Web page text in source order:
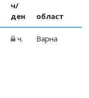
ч/
ден
област
ч. Варна